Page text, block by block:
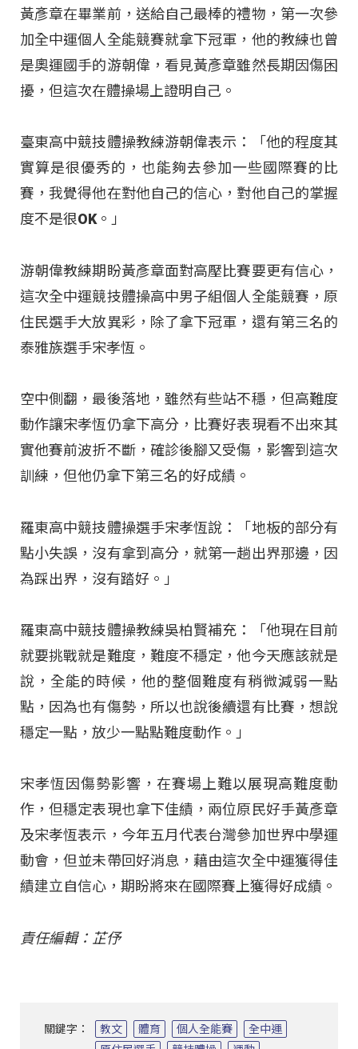
黃彥章在畢業前，送給自己最棒的禮物，第一次參
加全中運個人全能競賽就拿下冠軍，他的教練也曾
是奧運國手的游朝偉，看見黃彥章雖然長期因傷困
擾，但這次在體操場上證明自己。
臺東高中競技體操教練游朝偉表示：「他的程度其
實算是很優秀的，也能夠去參加一些國際賽的比
賽，我覺得他在對他自己的信心，對他自己的掌握
度不是很OK。」
游朝偉教練期盼黃彥章面對高壓比賽要更有信心，
這次全中運競技體操高中男子組個人全能競賽，原
住民選手大放異彩，除了拿下冠軍，還有第三名的
泰雅族選手宋孝恆。
空中側翻，最後落地，雖然有些站不穩，但高難度
動作讓宋孝恆仍拿下高分，比賽好表現看不出來其
實他賽前波折不斷，確診後腳又受傷，影響到這次
訓練，但他仍拿下第三名的好成績。
羅東高中競技體操選手宋孝恆說：「地板的部分有
點小失誤，沒有拿到高分，就第一趟出界那邊，因
為踩出界，沒有踏好。」
羅東高中競技體操教練吳柏賢補充：「他現在目前
就要挑戰就是難度，難度不穩定，他今天應該就是
說，全能的時候，他的整個難度有稍微減弱一點
點，因為也有傷勢，所以也說後續還有比賽，想說
穩定一點，放少一點點難度動作。」
宋孝恆因傷勢影響，在賽場上難以展現高難度動
作，但穩定表現也拿下佳績，兩位原民好手黃彥章
及宋孝恆表示，今年五月代表台灣參加世界中學運
動會，但並未帶回好消息，藉由這次全中運獲得佳
績建立自信心，期盼將來在國際賽上獲得好成績。
責任編輯：芷伃
關鍵字： 教文 體育 個人全能賽
全中運